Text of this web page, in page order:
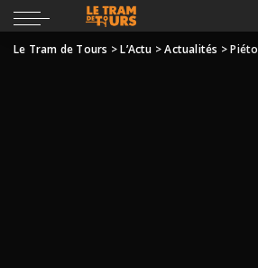
Le Tram de Tours >L’Actu >Actualités >Piétonne